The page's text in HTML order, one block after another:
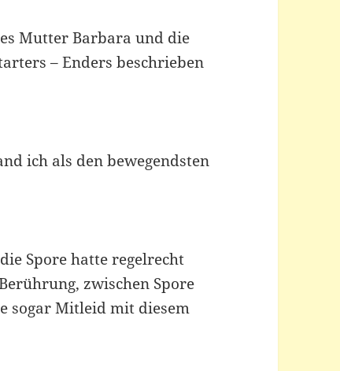
Mutter Barbara und die
– Enders beschrieben
ich als den bewegendsten
Spore hatte regelrecht
zwischen Spore
sogar Mitleid mit diesem